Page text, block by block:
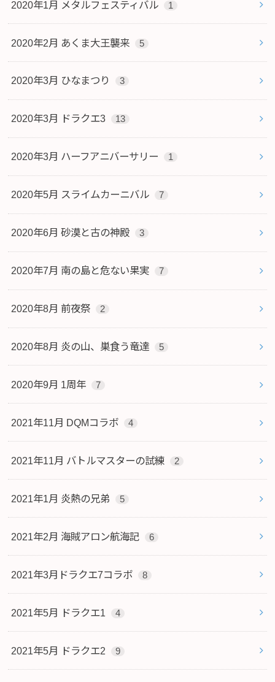
2020年1月 メタルフェスティバル 1
2020年2月 あくま大王襲来 5
2020年3月 ひなまつり 3
2020年3月 ドラクエ3 13
2020年3月 ハーフアニバーサリー 1
2020年5月 スライムカーニバル 7
2020年6月 砂漠と古の神殿 3
2020年7月 南の島と危ない果実 7
2020年8月 前夜祭 2
2020年8月 炎の山、巣食う竜達 5
2020年9月 1周年 7
2021年11月 DQMコラボ 4
2021年11月 バトルマスターの試練 2
2021年1月 炎熱の兄弟 5
2021年2月 海賊アロン航海記 6
2021年3月ドラクエ7コラボ 8
2021年5月 ドラクエ1 4
2021年5月 ドラクエ2 9